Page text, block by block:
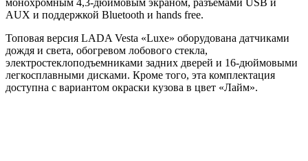
монохромным 4,3-дюймовым экраном, разъемами USB и
AUX и поддержкой Bluetooth и hands free.
Топовая версия LADA Vesta «Luxe» оборудована датчиками
дождя и света, обогревом лобового стекла,
электростеклоподъемниками задних дверей и 16-дюймовыми
легкосплавными дисками. Кроме того, эта комплектация
доступна с вариантом окраски кузова в цвет «Лайм».